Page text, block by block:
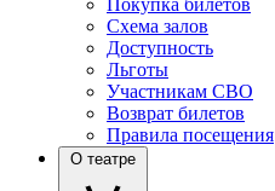
Покупка билетов
Схема залов
Доступность
Льготы
Участникам СВО
Возврат билетов
Правила посещения
О театре